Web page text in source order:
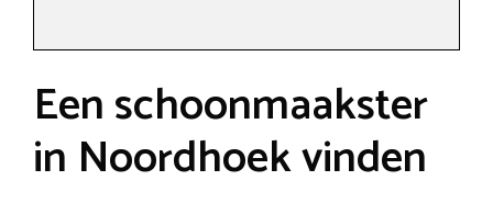
Een schoonmaakster
in Noordhoek vinden